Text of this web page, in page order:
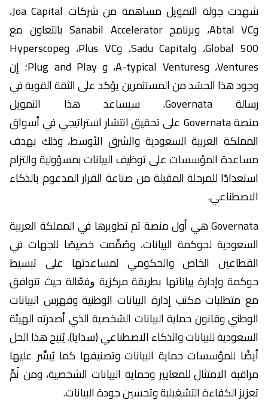
شهدت جولة التمويل مساهمة من شركات Joa Capital،
وAbtal VC، وبرنامج Sanabil Accelerator بالتعاون مع
500 Global، وSadu Capital، وPlus VC، وHyperscope
Ventures، وA-typical Ventures، و Plug and Play؛ إن
وجود هذا الحشد من المستثمرين يؤكد على الثقة القوية في
رسالة Governata. سيساعد هذا التمويل
منصة Governata على تحقيق انتشار استراتيجي في أسواق
المملكة العربية السعودية والشرق الأوسط، وذلك بهدف
مساعدة المؤسسات على توظيف البيانات بمسؤولية والتزام
استعدادًا للمرحلة المقبلة من صناعة القرار المدعوم بالذكاء
الاصطناعي.
Governata هي أول منصة تم تطويرها في المملكة العربية
السعودية لحوكمة البيانات، وصُمِّمت خصيصًا للجهات في
القطاعين الخاص والحكومي لمساعدتها على تبسيط
حوكمة وإدارة ﺑﻴﺎﻧﺎﺗﻬﺎ ﺑﻄﺮﻳﻘﺔ ﻣﺮﻛﺰﻳﺔ ﻭﻓﻌّﺎﻟﺔ حيث تتوافق
مع متطلبات مكتب إدارة البيانات الوطنية وفهرس البيانات
الوطني وقانون حماية البيانات الشخصية الذي أصدرته الهيئة
السعودية للبيانات والذكاء الاصطناعي (سدايا). يُتيح هذا الحل
أيضًا للمؤسسات حماية البيانات وتصنيفها كما يُيسِّر عليها
مراقبة الامتثال للمعايير وحماية البيانات الشخصية، ومن ثَمَّ
تعزيز الكفاءة التشغيلية وتحسين جودة البيانات.